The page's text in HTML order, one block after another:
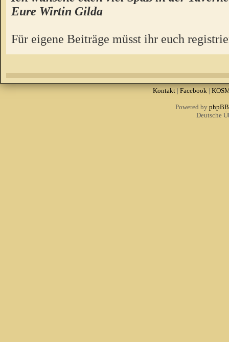
Eure Wirtin Gilda
Für eigene Beiträge müsst ihr euch
Kontakt| Facebook |
Powered by phpBB
Deutsche